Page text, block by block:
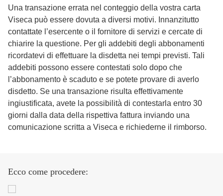
Una transazione errata nel conteggio della vostra carta
Viseca può essere dovuta a diversi motivi. Innanzitutto
contattate l’esercente o il fornitore di servizi e cercate di
chiarire la questione. Per gli addebiti degli abbonamenti
ricordatevi di effettuare la disdetta nei tempi previsti. Tali
addebiti possono essere contestati solo dopo che
l’abbonamento è scaduto e se potete provare di averlo
disdetto. Se una transazione risulta effettivamente
ingiustificata, avete la possibilità di contestarla entro 30
giorni dalla data della rispettiva fattura inviando una
comunicazione scritta a Viseca e richiederne il rimborso.
Ecco come procedere: